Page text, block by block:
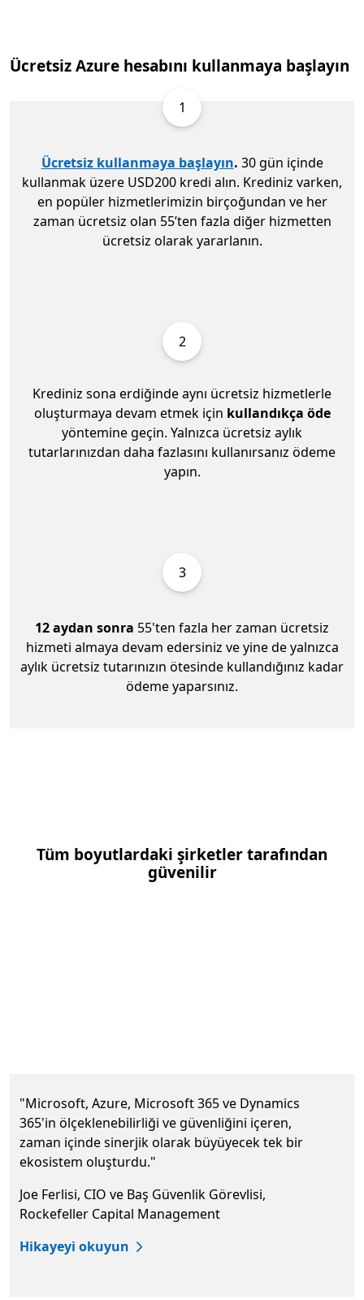
Ücretsiz Azure hesabını kullanmaya başlayın
1
Ücretsiz kullanmaya başlayın. 30 gün içinde
kullanmak üzere USD200 kredi alın. Krediniz varken,
en popüler hizmetlerimizin birçoğundan ve her
zaman ücretsiz olan 55’ten fazla diğer hizmetten
ücretsiz olarak yararlanın.
2
Krediniz sona erdiğinde aynı ücretsiz hizmetlerle
oluşturmaya devam etmek için kullandıkça öde
yöntemine geçin. Yalnızca ücretsiz aylık
tutarlarınızdan daha fazlasını kullanırsanız ödeme
yapın.
3
12 aydan sonra 55'ten fazla her zaman ücretsiz
hizmeti almaya devam edersiniz ve yine de yalnızca
aylık ücretsiz tutarınızın ötesinde kullandığınız kadar
ödeme yaparsınız.
Tüm boyutlardaki şirketler tarafından
güvenilir
"Microsoft, Azure, Microsoft 365 ve Dynamics
365'in ölçeklenebilirliği ve güvenliğini içeren,
zaman içinde sinerjik olarak büyüyecek tek bir
ekosistem oluşturdu."
Joe Ferlisi, CIO ve Baş Güvenlik Görevlisi,
Rockefeller Capital Management
Hikayeyi okuyun